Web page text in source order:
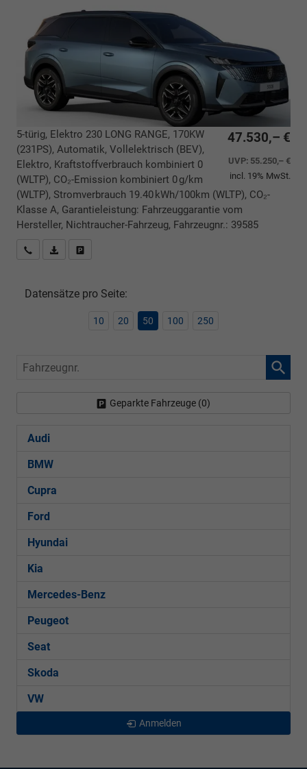
47.530,– €
UVP: 55.250,– €
incl. 19% MwSt.
5-türig, Elektro 230 LONG RANGE, 170KW
(231PS), Automatik, Vollelektrisch (BEV),
Elektro, Kraftstoffverbrauch kombiniert 0
(WLTP), CO₂-Emission kombiniert 0 g/km
(WLTP), Stromverbrauch 19.40 kWh/100km (WLTP), CO₂-
Klasse A, Garantieleistung: Fahrzeuggarantie vom
Hersteller, Nichtraucher-Fahrzeug, Fahrzeugnr.: 39585
Rückrufbitte absenden
PDF-Datei, Fahrzeugexposé drucken
Datensätze pro Seite:
10 20 50 100 250
Fahrzeugnr.
Geparkte Fahrzeuge (0)
Audi
BMW
Cupra
Ford
Hyundai
Kia
Mercedes-Benz
Peugeot
Seat
Skoda
VW
Anmelden